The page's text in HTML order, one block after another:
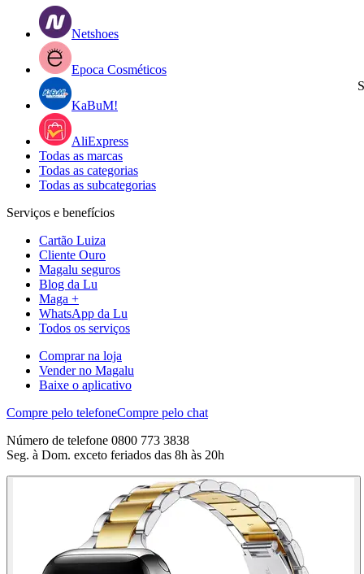
Netshoes
Epoca Cosméticos
KaBuM!
AliExpress
Todas as marcas
Todas as categorias
Todas as subcategorias
Serviços e benefícios
Cartão Luiza
Cliente Ouro
Magalu seguros
Blog da Lu
Maga +
WhatsApp da Lu
Todos os serviços
Comprar na loja
Vender no Magalu
Baixe o aplicativo
Compre pelo telefoneCompre pelo chat
Número de telefone 0800 773 3838
Seg. à Dom. exceto feriados das 8h às 20h